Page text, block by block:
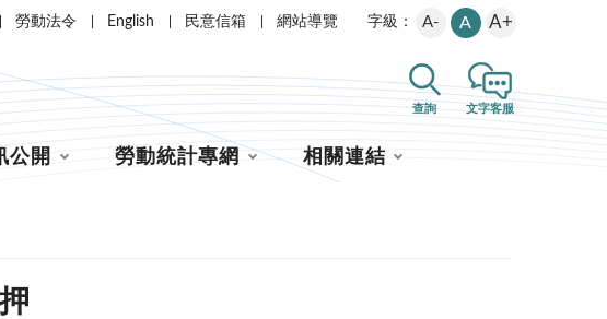
勞動法令 English 民意信箱 網站導覽 字級： A- A A+
查詢 文字客服
公開 勞動統計專網 相關連結